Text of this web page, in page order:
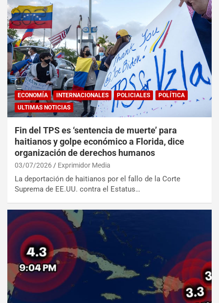
ECONOMÍA INTERNACIONALES POLICIALES
POLÍTICA
ULTIMAS NOTICIAS
Fin del TPS es ‘sentencia de muerte’ para
haitianos y golpe económico a Florida, dice
organización de derechos humanos
03/07/2026 Exprimidor Media
La deportación de haitianos por el fallo de la Corte
Suprema de EE.UU. contra el Estatus…